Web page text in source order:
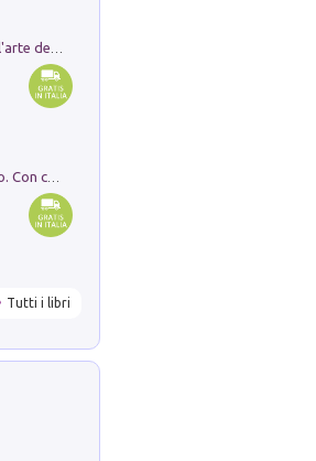
Ricerche dei dottorandi in storia dell'arte della Sapienza
Tutti i libri